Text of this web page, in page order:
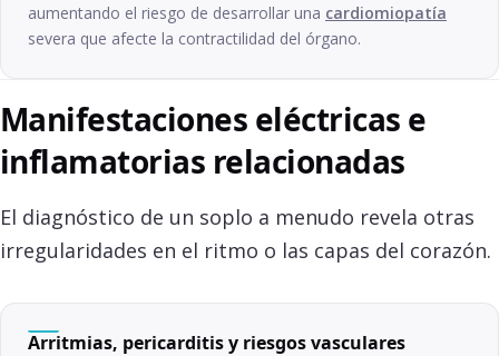
aumentando el riesgo de desarrollar una cardiomiopatía
severa que afecte la contractilidad del órgano.
Manifestaciones eléctricas e
inflamatorias relacionadas
El diagnóstico de un soplo a menudo revela otras
irregularidades en el ritmo o las capas del corazón.
Arritmias, pericarditis y riesgos vasculares